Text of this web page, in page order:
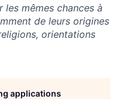
les mêmes chances à
de leurs origines
orientations
applications